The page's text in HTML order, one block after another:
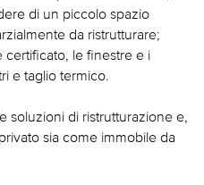
di un piccolo spazio
da ristrutturare;
certificato, le finestre e i
e taglio termico.
soluzioni di ristrutturazione e,
sia come immobile da